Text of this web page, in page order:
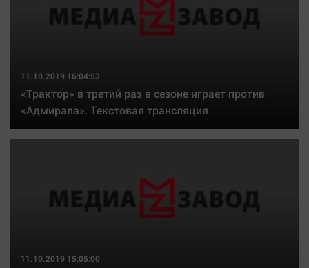
11.10.2019 16:04:53
«Трактор» в третий раз в сезоне играет против
«Адмирала». Текстовая трансляция
11.10.2019 15:05:00